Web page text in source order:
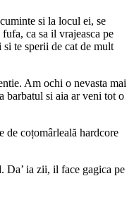
si la locul ei, se
ca sa il vrajeasca pe
te sperii de cat de mult
Am ochi o nevasta mai
barbatul si aia ar veni tot o
de coțomârleală hardcore
Da’ ia zii, il face gagica pe